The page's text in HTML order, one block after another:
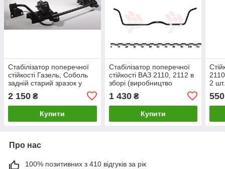
Стабілізатор поперечної
стійкості Газель, Соболь
задній старий зразок у
2 150 ₴
Купити
Стабілізатор поперечної
стійкості ВАЗ 2110, 2112 в
зборі (виробництво
1 430₴
Купити
2
550
Про нас
100% позитивних з 410 відгуків за рік